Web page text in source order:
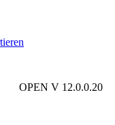
OPEN V 12.0.0.20